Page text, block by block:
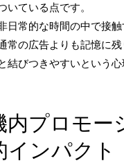
いている点です。
日常的な時間の中で接
常の広告よりも記憶に
結びつきやすいという
内プロモー
インパクト